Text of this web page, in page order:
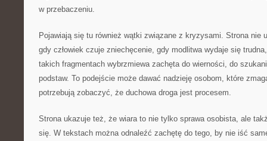
w przebaczeniu.
Pojawiają się tu również wątki związane z kryzysami. Strona nie
gdy człowiek czuje zniechęcenie, gdy modlitwa wydaje się
takich fragmentach wybrzmiewa zachęta do wierności, do
podstaw. To podejście może dawać nadzieję osobom, które
potrzebują zobaczyć, że duchowa droga jest procesem.
Strona ukazuje też, że wiara to nie tylko sprawa osobista, ale
się. W tekstach można odnaleźć zachętę do tego, by nie iść